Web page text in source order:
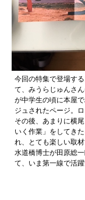
今回の特集で登場す
て、みうらじゅんさ
が中学生の頃に本屋
ジュされたページ。
その後、あまりに横
いく作業」をしてき
れ、とても楽しい取
水道橋博士が田原総
て、いま第一線で活